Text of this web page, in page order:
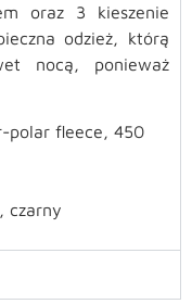
oraz 3 kieszenie
odzież, którą
nocą, ponieważ
polar fleece, 450
czarny